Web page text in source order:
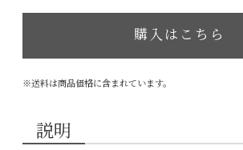
購入はこちら
※送料は商品価格に含まれています。
説明